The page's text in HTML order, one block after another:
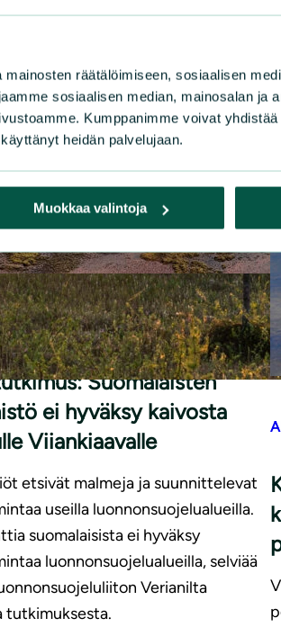
räätälöimiseen, sosiaalisen
sosiaalisen median, mainosalan ja
Kumppanimme voivat
heidän palvelujaan.
Muokkaa valintoja
|11.6.2026
Suomalaisten
ei hyväksy kaivosta
Viiankiaavalle
etsivät malmeja ja suunnittelevat
useilla luonnonsuojelualueilla.
suomalaisista ei hyväksy
luonnonsuojelualueilla, selviää
Verianilta
tutkimuksesta.